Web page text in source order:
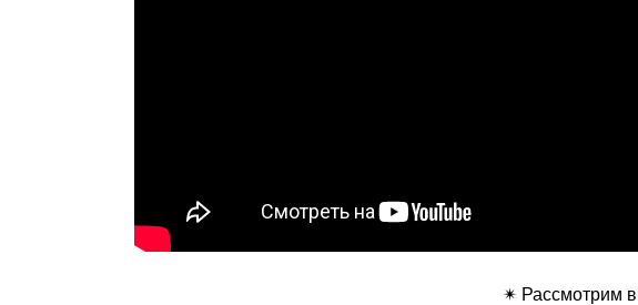
✴ Рассмотрим